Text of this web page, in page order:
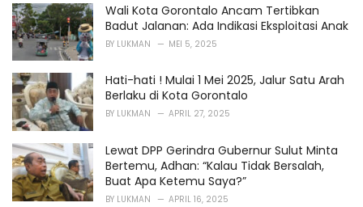
Wali Kota Gorontalo Ancam Tertibkan
Badut Jalanan: Ada Indikasi Eksploitasi Anak
BY LUKMAN MEI 5, 2025
Hati-hati ! Mulai 1 Mei 2025, Jalur Satu Arah
Berlaku di Kota Gorontalo
BY LUKMAN APRIL 27, 2025
Lewat DPP Gerindra Gubernur Sulut Minta
Bertemu, Adhan: “Kalau Tidak Bersalah,
Buat Apa Ketemu Saya?”
BY LUKMAN APRIL 16, 2025